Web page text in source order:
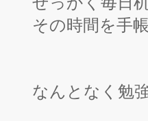
その時間を手
なんとなく勉